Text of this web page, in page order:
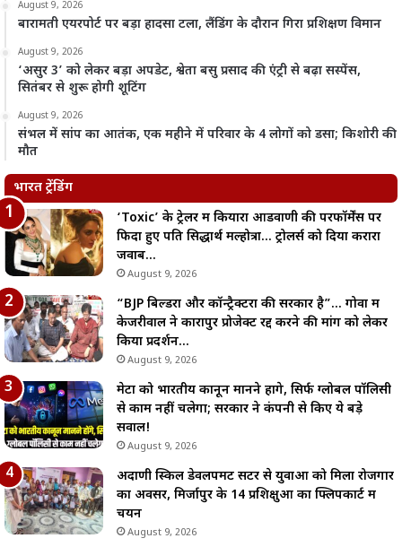
August 9, 2026
बारामती एयरपोर्ट पर बड़ा हादसा टला, लैंडिंग के दौरान गिरा प्रशिक्षण विमान
August 9, 2026
‘असुर 3’ को लेकर बड़ा अपडेट, श्वेता बसु प्रसाद की एंट्री से बढ़ा सस्पेंस,
सितंबर से शुरू होगी शूटिंग
August 9, 2026
संभल में सांप का आतंक, एक महीने में परिवार के 4 लोगों को डसा; किशोरी की
मौत
भारत ट्रेंडिंग
‘Toxic’ के ट्रेलर में कियारा आडवाणी की परफॉर्मेंस पर
फिदा हुए पति सिद्धार्थ मल्होत्रा… ट्रोलर्स को दिया करारा
जवाब…
August 9, 2026
“BJP बिल्डरों और कॉन्ट्रैक्टरों की सरकार है”… गोवा में
केजरीवाल ने कारापुर प्रोजेक्ट रद्द करने की मांग को लेकर
किया प्रदर्शन…
August 9, 2026
मेटा को भारतीय कानून मानने होंगे, सिर्फ ग्लोबल पॉलिसी
से काम नहीं चलेगा; सरकार ने कंपनी से किए ये बड़े
सवाल!
August 9, 2026
अदाणी स्किल डेवलपमेंट सेंटर से युवाओं को मिला रोजगार
का अवसर, मिर्जापुर के 14 प्रशिक्षुओं का फ्लिपकार्ट में
चयन
August 9, 2026